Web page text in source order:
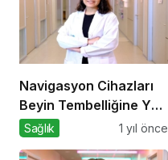
Navigasyon Cihazları
Beyin Tembelliğine Yol
Açıyor mu?
Sağlık 1 yıl önce